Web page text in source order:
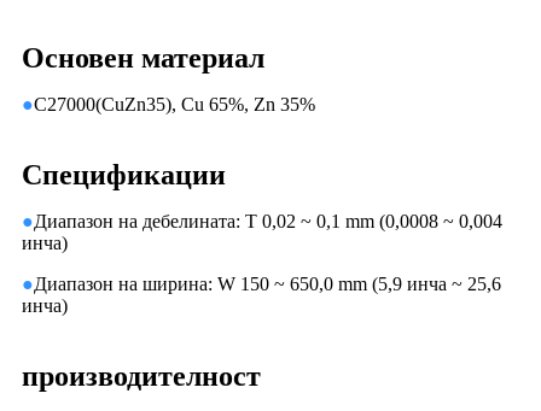
Основен материал
●C27000(CuZn35), Cu 65%, Zn 35%
Спецификации
●Диапазон на дебелината: T 0,02 ~ 0,1 mm (0,0008 ~ 0,004
инча)
●Диапазон на ширина: W 150 ~ 650,0 mm (5,9 инча ~ 25,6
инча)
производителност